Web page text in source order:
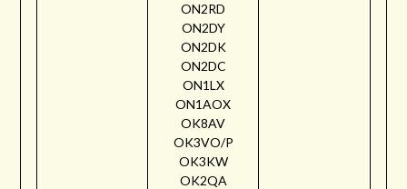
ON2RD
ON2DY
ON2DK
ON2DC
ON1LX
ON1AOX
OK8AV
OK3VO/P
OK3KW
OK2QA